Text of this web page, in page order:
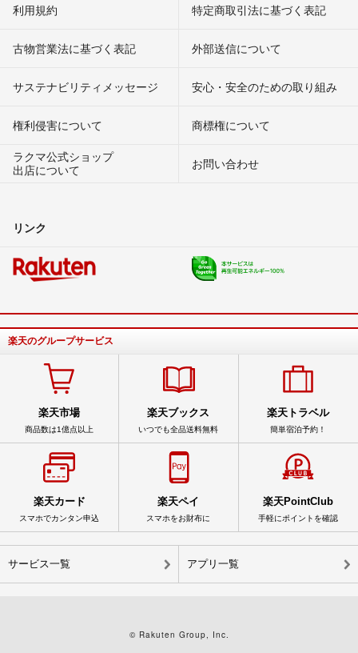
利用規約 特定商取引法に基づく表記
古物営業法に基づく表記 外部送信について
サステナビリティメッセージ 安心・安全のための取り組み
権利侵害について
商標権について
ラクマ公式ショップ
出店について
お問い合わせ
リンク
楽天のグループサービス
楽天市場
商品数は1億点以上
楽天ブックス
いつでも全品送料無料
楽天トラベル
簡単宿泊予約！
楽天カード
スマホでカンタン申込
楽天ペイ
スマホをお財布に
楽天PointClub
手軽にポイントを確認
サービス一覧 アプリ一覧
© Rakuten Group, Inc.